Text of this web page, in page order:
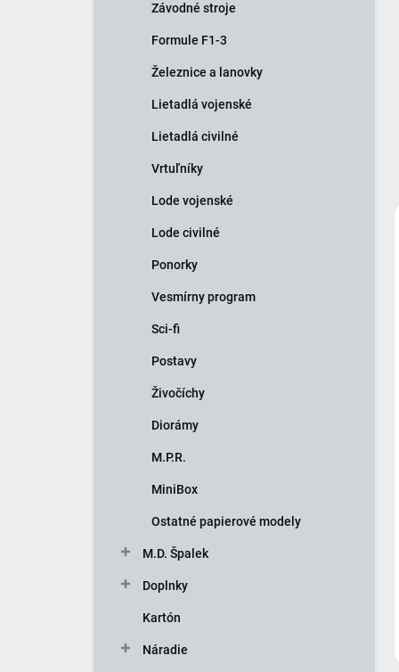
Závodné stroje
Formule F1-3
Železnice a lanovky
Lietadlá vojenské
Lietadlá civilné
Vrtuľníky
Lode vojenské
Lode civilné
Ponorky
Vesmírny program
Sci-fi
Postavy
Živočíchy
Diorámy
M.P.R.
MiniBox
Ostatné papierové modely
M.D. Špalek
Doplnky
Kartón
Náradie